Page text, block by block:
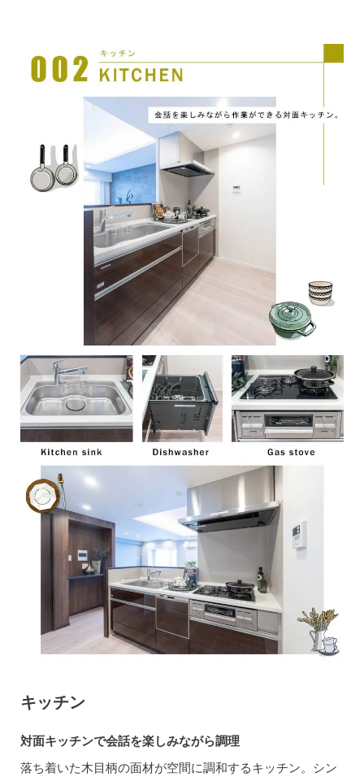
キッチン
対面キッチンで会話を楽しみながら調理
落ち着いた木目柄の面材が空間に調和するキッチン。シン